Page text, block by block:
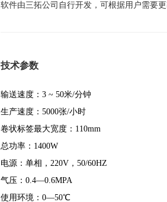
软件由三拓公司自行开发，可根据用户需要更
技术参数
输送速度：3 ~ 50米/分钟
生产速度：5000张/小时
卷状标签最大宽度：110mm
总功率：1400W
电源：单相，220V，50/60HZ
气压：0.4—0.6MPA
使用环境：0—50℃